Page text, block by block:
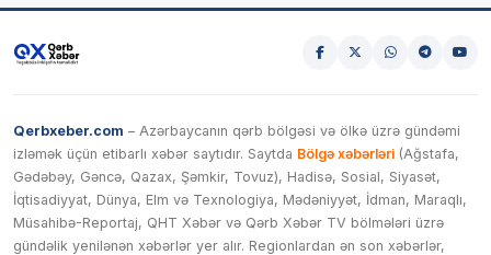
Qerbxeber.com – Azərbaycanın qərb bölgəsi və ölkə üzrə gündəmi
izləmək üçün etibarlı xəbər saytıdır. Saytda Bölgə xəbərləri (Ağstafa,
Gədəbəy, Gəncə, Qazax, Şəmkir, Tovuz), Hadisə, Sosial, Siyasət,
İqtisadiyyat, Dünya, Elm və Texnologiya, Mədəniyyət, İdman, Maraqlı,
Müsahibə-Reportaj, QHT Xəbər və Qərb Xəbər TV bölmələri üzrə
gündəlik yenilənən xəbərlər yer alır. Regionlardan ən son xəbərlər,